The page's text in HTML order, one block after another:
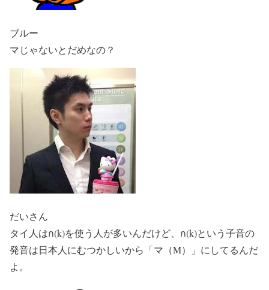
ブルー
マじゃないとだめなの？
だいさん
タイ人はก(k)を使う人が多いんだけど、 ก(k)という子音の
発音は日本人にむつかしいから「マ（M）」にしてるんだ
よ。